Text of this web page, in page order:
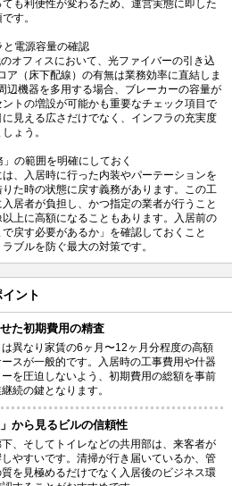
も利便性が変わるため、運営実態に即した
す。
と電源容量の確認
オフィスにおいて、光ファイバーの引き込
ア（床下配線）の有無は業務効率に直結しま
辺機器を多用する場合、ブレーカーの容量が
ントの増設が可能かも重要なチェック項目で
見える広さだけでなく、インフラの充実度
ょう。
の範囲を明確にしておく
、入居時に行った内装やパーテーションを
た時の状態に戻す義務があります。この工
居者が負担し、かつ指定の業者が行うこと
上に高額になることもあります。入居前の
戻す必要があるか」を確認しておくこと
ブルを防ぐ最大の対策です。
ント
た初期費用の精査
異なり家賃の6ヶ月〜12ヶ月分程度の高額
スが一般的です。入居時の工事費用や什器
を圧迫しないよう、初期費用の総額を事前
続の鍵となります。
から見るビルの信頼性
、そしてトイレなどの共用部は、来客者が
やすいです。清掃が行き届いているか、管
を見極めるだけでなく入居後のビジネス環